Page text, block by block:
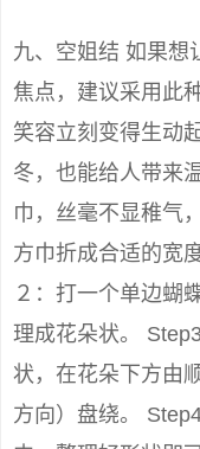
九、空姐结 如果想
焦点，建议采用此
笑容立刻变得生动
冬，也能给人带来
巾，丝毫不显稚气
方巾折成合适的宽
２：打一个单边蝴
理成花朵状。
状，在花朵下方由
方向）盘绕。